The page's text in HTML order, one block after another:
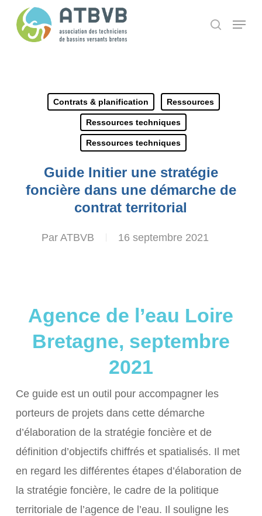
search
Menu
Contrats & planification Ressources
Ressources techniques
Ressources techniques
Guide Initier une stratégie
foncière dans une démarche de
contrat territorial
Par ATBVB 16 septembre 2021
Agence de l’eau Loire
Bretagne, septembre
2021
Ce guide est un outil pour accompagner les
porteurs de projets dans cette démarche
d’élaboration de la stratégie foncière et de
définition d’objectifs chiffrés et spatialisés. Il met
en regard les différentes étapes d’élaboration de
la stratégie foncière, le cadre de la politique
territoriale de l’agence de l’eau. Il souligne les
Panneau de gestion des cookies